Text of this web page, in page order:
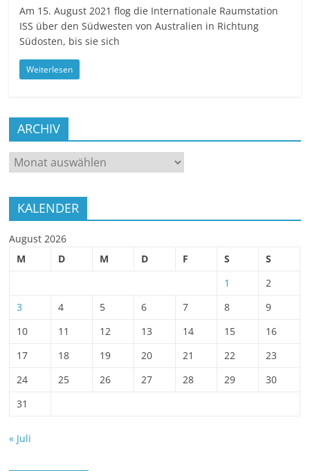
Am 15. August 2021 flog die Internationale Raumstation
ISS über den Südwesten von Australien in Richtung
Südosten, bis sie sich
Weiterlesen
ARCHIV
ARCHIV
KALENDER
August 2026
M
D M D F S
S
1
2
3
4 5 6 7 8
9
10
11 12 13 14 15
16
17
18 19 20 21 22
23
24
25 26 27 28 29
30
31
« Juli